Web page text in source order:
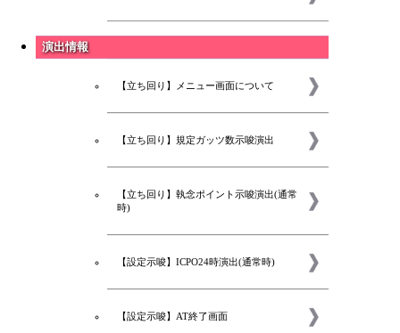
演出情報
【立ち回り】メニュー画面について
【立ち回り】規定ガッツ数示唆演出
【立ち回り】執念ポイント示唆演出(通常
時)
【設定示唆】ICPO24時演出(通常時)
【設定示唆】AT終了画面